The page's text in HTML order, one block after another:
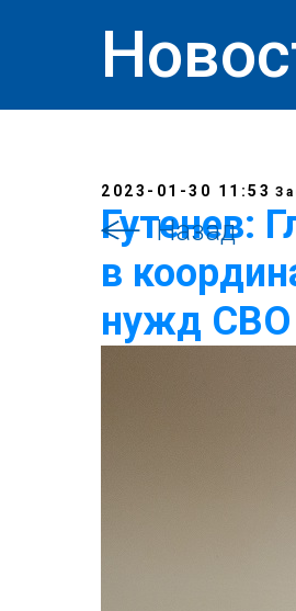
Назад
2023-01-30 11:53
Гутенев:
в
нужд СВО